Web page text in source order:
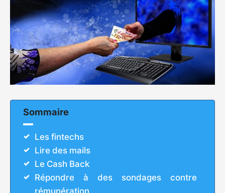
Sommaire
Les fintechs
Lire des mails
Le Cash Back
Répondre à des sondages contre
rémunération